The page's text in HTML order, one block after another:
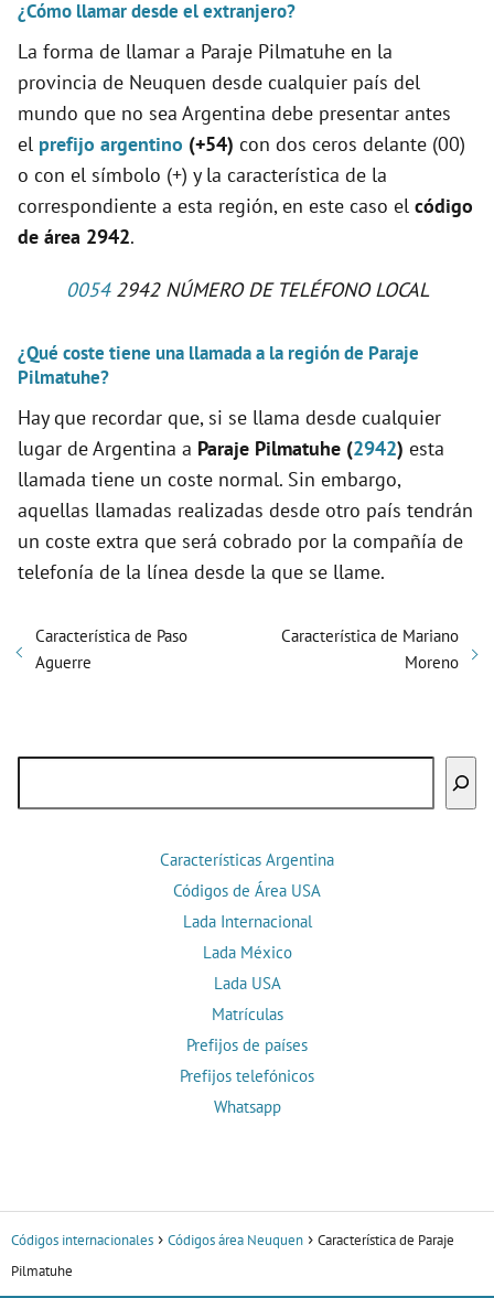
¿Cómo llamar desde el extranjero?
La forma de llamar a Paraje Pilmatuhe en la
provincia de Neuquen desde cualquier país del
mundo que no sea Argentina debe presentar antes
el prefijo argentino (+54) con dos ceros delante (00)
o con el símbolo (+) y la característica de la
correspondiente a esta región, en este caso el código
de área 2942.
00542942 NÚMERO DE TELÉFONO LOCAL
¿Qué coste tiene una llamada a la región de Paraje
Pilmatuhe?
Hay que recordar que, si se llama desde cualquier
lugar de Argentina a Paraje Pilmatuhe (2942) esta
llamada tiene un coste normal. Sin embargo,
aquellas llamadas realizadas desde otro país tendrán
un coste extra que será cobrado por la compañía de
telefonía de la línea desde la que se llame.
Característica de Paso
Aguerre
Característica de Mariano
Moreno
Características Argentina
Códigos de Área USA
Lada Internacional
Lada México
Lada USA
Matrículas
Prefijos de países
Prefijos telefónicos
Whatsapp
Códigos internacionales Códigos área Neuquen
Característica de Paraje
Pilmatuhe